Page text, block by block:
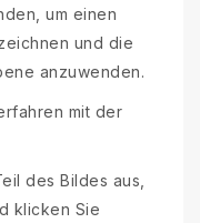
um einen
und die
anzuwenden.
mit der
des Bildes aus,
klicken Sie